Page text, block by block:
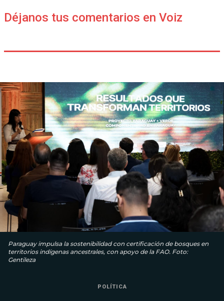
Déjanos tus comentarios en Voiz
Paraguay impulsa la sostenibilidad con certificación de bosques en
territorios indígenas ancestrales, con apoyo de la FAO. Foto:
Gentileza
POLÍTICA